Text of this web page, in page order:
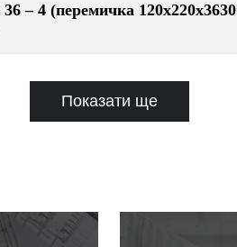
– 4 (перемичка 120х220х3630
Показати ще